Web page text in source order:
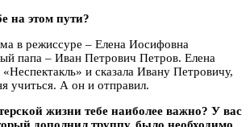
на этом пути?
в режиссуре – Елена Иосифовна
папа – Иван Петрович Петров. Елена
и сказала Ивану Петровичу,
учиться. А он и отправил.
жизни тебе наиболее важно? У вас